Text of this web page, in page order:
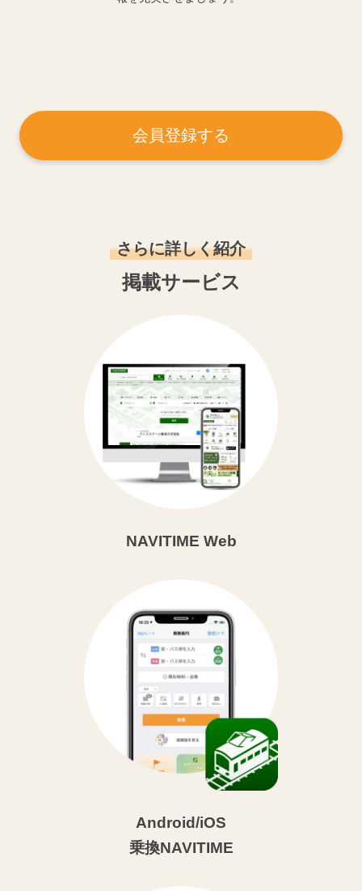
会員登録する
さらに詳しく紹介
掲載サービス
NAVITIME Web
Android/iOS
乗換NAVITIME